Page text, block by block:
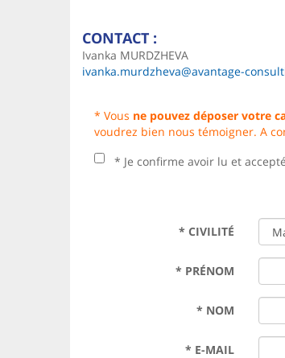
CONTACT :
Ivanka MURDZHEVA
ivanka.murdzheva@avantage-
* Vous ne pouvez déposer votre
voudrez bien nous témoigner. A
* Je confirme avoir lu et
* CIVILITÉ
* PRÉNOM
* NOM
* E-MAIL